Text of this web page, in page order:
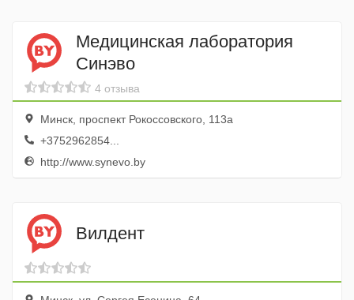
Медицинская лаборатория
Синэво
4 отзыва
Минск, проспект Рокоссовского, 113а
+3752962854...
http://www.synevo.by
Вилдент